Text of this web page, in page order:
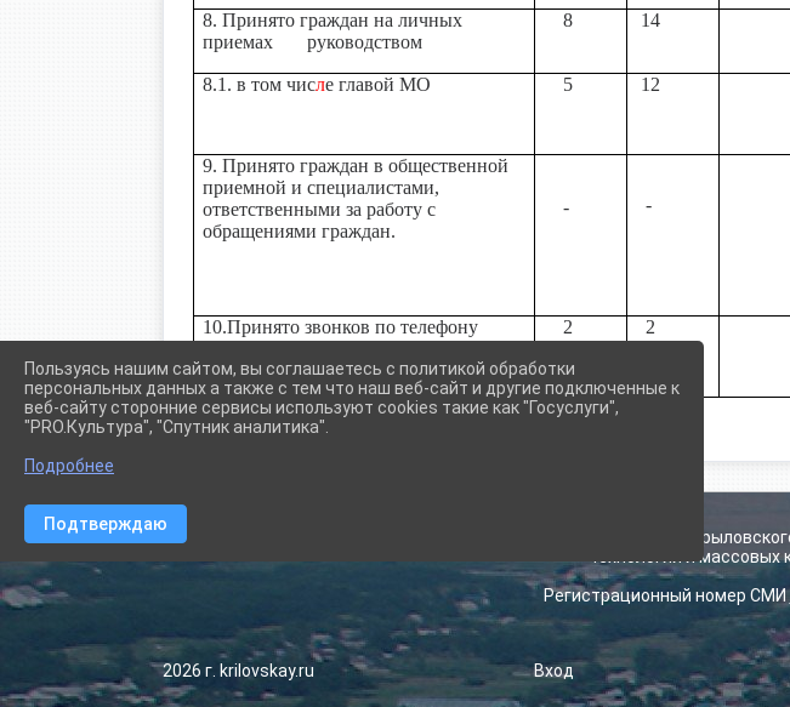
8. Принято граждан на личных
приемах руководством
8 14
8.1. в том числе главой МО 5 12
9. Принято граждан в общественной
приемной и специалистами,
ответственными за работу с
обращениями граждан.
- -
10.Принято звонков по телефону 2 2
Сетевое издание (сайт) "Администрации Крыловского сельского поселения
технологий и
Регистрационный номер СМИ
2026 г. krilovskay.ru Вход
Пользуясь нашим сайтом, вы соглашаетесь с политикой обработки
персональных данных а также с тем что наш веб-сайт и другие подключенные к
веб-сайту сторонние сервисы используют cookies такие как "Госуслуги",
"PRO.Культура", "Спутник аналитика".
Подробнее
Подтверждаю